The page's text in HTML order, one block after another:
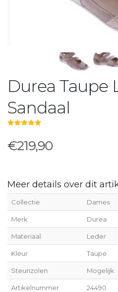
Durea Taupe
Sandaal
€219,90
Meer details over dit
Collectie Dames
Merk Durea
Materiaal Leder
Kleur Taupe
Steunzolen Mogelijk
Artikelnummer 24490